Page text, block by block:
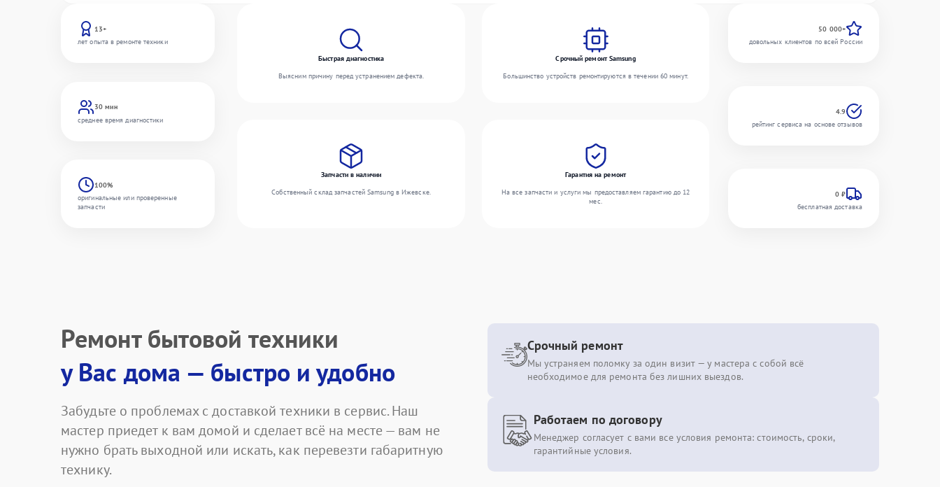
13+
лет опыта в ремонте техники
30 мин
среднее время диагностики
100%
оригинальные или проверенные
запчасти
Быстрая диагностика
Выясним причину перед устранением дефекта.
Срочный ремонт Samsung
Большинство устройств ремонтируются в течении 60 минут.
Запчасти в наличии
Собственный склад запчастей Samsung в Ижевске.
Гарантия на ремонт
На все запчасти и услуги мы предоставляем гарантию до 12
мес.
50 000+
довольных клиентов по всей России
4.9
рейтинг сервиса на основе отзывов
0 ₽
бесплатная доставка
Ремонт бытовой техники
у Вас дома — быстро и удобно
Забудьте о проблемах с доставкой техники в сервис. Наш
мастер приедет к вам домой и сделает всё на месте — вам не
нужно брать выходной или искать, как перевезти габаритную
технику.
Срочный ремонт
Мы устраняем поломку за один визит — у мастера с собой всё
необходимое для ремонта без лишних выездов.
Работаем по договору
Менеджер согласует с вами все условия ремонта: стоимость, сроки,
гарантийные условия.